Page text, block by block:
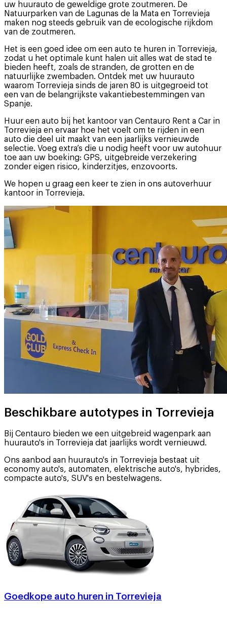
uw huurauto de geweldige grote zoutmeren. De
Natuurparken van de Lagunas de la Mata en Torrevieja
maken nog steeds gebruik van de ecologische rijkdom
van de zoutmeren.
Het is een goed idee om een auto te huren in Torrevieja,
zodat u het optimale kunt halen uit alles wat de stad te
bieden heeft, zoals de stranden, de grotten en de
natuurlijke zwembaden. Ontdek met uw huurauto
waarom Torrevieja sinds de jaren 80 is uitgegroeid tot
een van de belangrijkste vakantiebestemmingen van
Spanje.
Huur een auto bij het kantoor van Centauro Rent a Car in
Torrevieja en ervaar hoe het voelt om te rijden in een
auto die deel uit maakt van een jaarlijks vernieuwde
selectie. Voeg extra’s die u nodig heeft voor uw autohuur
toe aan uw boeking: GPS, uitgebreide verzekering
zonder eigen risico, kinderzitjes, enzovoorts.
We hopen u graag een keer te zien in ons autoverhuur
kantoor in Torrevieja.
Beschikbare autotypes in Torrevieja
Bij Centauro bieden we een uitgebreid wagenpark aan
huurauto's in Torrevieja dat jaarlijks wordt vernieuwd.
Ons aanbod aan huurauto's in Torrevieja bestaat uit
economy auto's, automaten, elektrische auto's, hybrides,
compacte auto's, SUV's en bestelwagens.
Goedkope auto huren in Torrevieja